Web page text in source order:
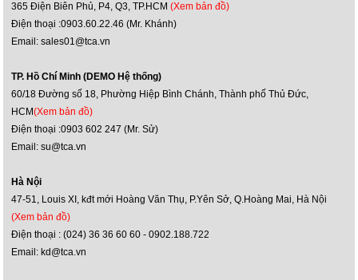
365 Điện Biên Phủ, P4, Q3, TP.HCM(Xem bản đồ)
Điện thoại :0903.60.22.46 (Mr. Khánh)
Email: sales01@tca.vn
TP. Hồ Chí Minh (DEMO Hệ thống)
60/18 Đường số 18, Phường Hiệp Bình Chánh, Thành phố Thủ Đức,
HCM(Xem bản đồ)
Điện thoại :0903 602 247 (Mr. Sử)
Email: su@tca.vn
Hà Nội
47-51, Louis XI, kđt mới Hoàng Văn Thụ, P.Yên Sở, Q.Hoàng Mai, Hà Nội
(Xem bản đồ)
Điện thoại : (024) 36 36 60 60 - 0902.188.722
Email: kd@tca.vn